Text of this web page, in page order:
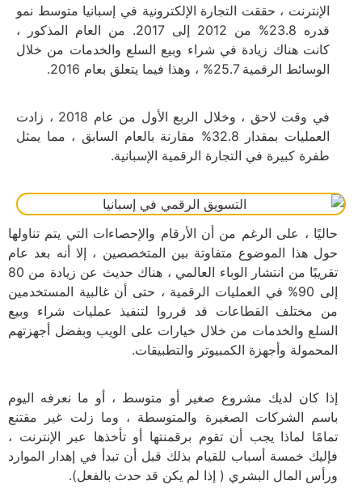
الإنترنت ، حققت التجارة الإلكترونية في إسبانيا متوسط نمو
قدره 23.8% من 2012 إلى 2017. من العام المذكور ،
كانت هناك زيادة في شراء وبيع السلع والخدمات من خلال
الوسائط الرقمية 25.7% ، وهذا فيما يتعلق بعام 2016.
في وقت لاحق ، وخلال الربع الأول من عام 2018 ، زادت
العمليات بمقدار 32.8% مقارنة بالعام السابق ، مما يمثل
طفرة كبيرة في التجارة الرقمية الإسبانية.
حاليًا ، على الرغم من أن الأرقام والإحصاءات التي يتم تناولها
حول هذا الموضوع متفاوتة بين المتخصصين ، إلا أنه بعد عام
تقريبًا من انتشار الوباء العالمي ، هناك حديث عن زيادة من 80
إلى 90% في العمليات الرقمية ، حتى أن غالبية المستخدمين
من مختلف القطاعات قد قرروا لتنفيذ عمليات شراء وبيع
السلع والخدمات من خلال خيارات على الويب وبفضل أجهزتهم
المحمولة وأجهزة الكمبيوتر والتطبيقات.
إذا كان لديك مشروع صغير أو متوسط ، أو ما نعرفه اليوم
باسم الشركات الصغيرة والمتوسطة ، وما زلت غير مقتنع
تمامًا لماذا يجب أن تقوم برقمنتها أو تأخذها عبر الإنترنت ،
فإليك خمسة أسباب للقيام بذلك قبل أن تبدأ في إهدار الموارد
ورأس المال البشري ( إذا لم يكن قد حدث بالفعل).